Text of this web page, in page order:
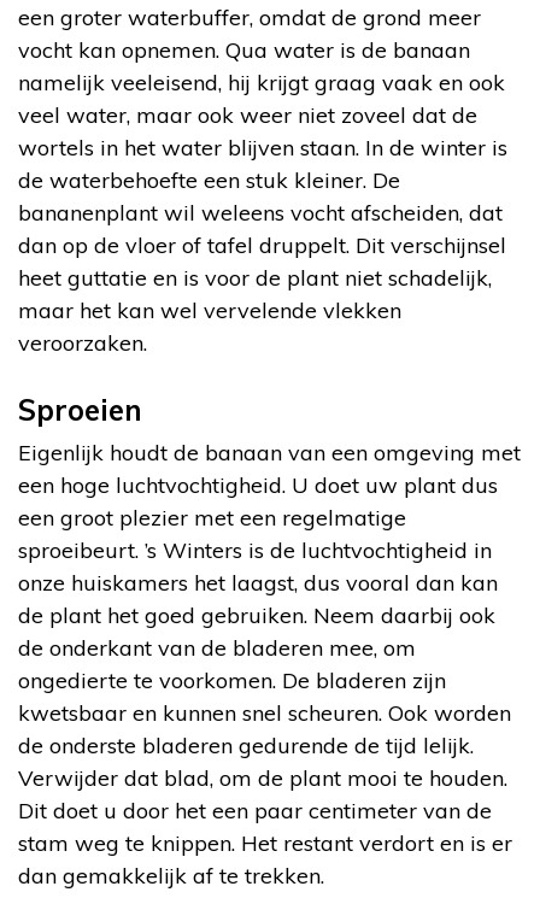
een groter waterbuffer, omdat de grond meer
vocht kan opnemen. Qua water is de banaan
namelijk veeleisend, hij krijgt graag vaak en ook
veel water, maar ook weer niet zoveel dat de
wortels in het water blijven staan. In de winter is
de waterbehoefte een stuk kleiner. De
bananenplant wil weleens vocht afscheiden, dat
dan op de vloer of tafel druppelt. Dit verschijnsel
heet guttatie en is voor de plant niet schadelijk,
maar het kan wel vervelende vlekken
veroorzaken.
Sproeien
Eigenlijk houdt de banaan van een omgeving met
een hoge luchtvochtigheid. U doet uw plant dus
een groot plezier met een regelmatige
sproeibeurt. ’s Winters is de luchtvochtigheid in
onze huiskamers het laagst, dus vooral dan kan
de plant het goed gebruiken. Neem daarbij ook
de onderkant van de bladeren mee, om
ongedierte te voorkomen. De bladeren zijn
kwetsbaar en kunnen snel scheuren. Ook worden
de onderste bladeren gedurende de tijd lelijk.
Verwijder dat blad, om de plant mooi te houden.
Dit doet u door het een paar centimeter van de
stam weg te knippen. Het restant verdort en is er
dan gemakkelijk af te trekken.